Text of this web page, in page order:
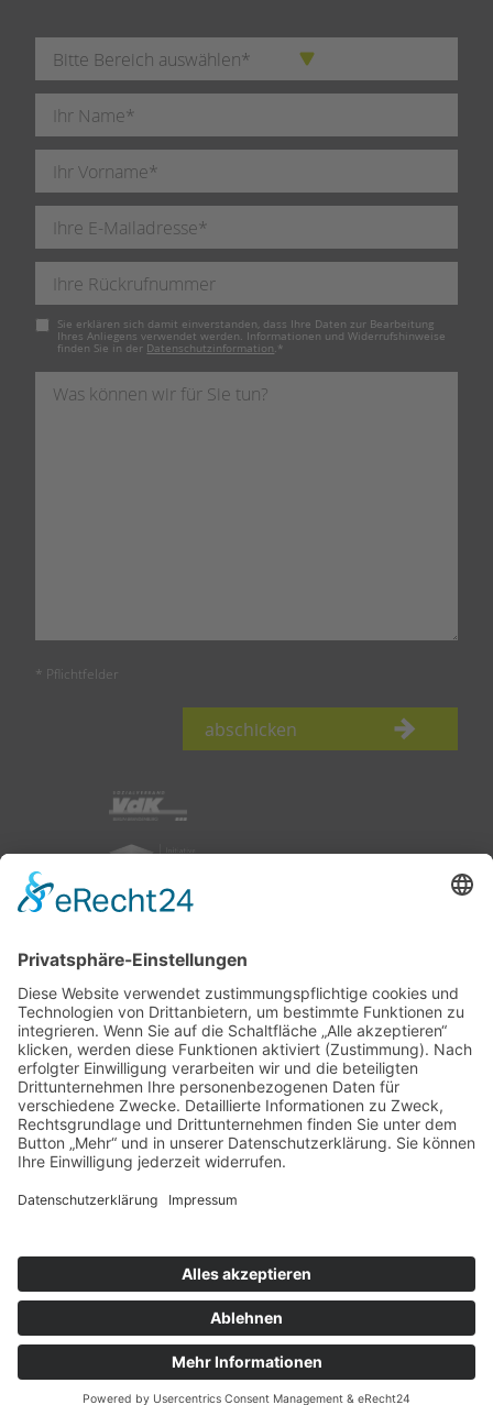
Pflichtfeld
Sie erklären sich damit einverstanden, dass Ihre Daten zur Bearbeitung
Ihres Anliegens verwendet werden. Informationen und Widerrufshinweise
finden Sie in der Datenschutzinformation. *
* Pflichtfelder
abschicken
nach oben
Impressum|Datenschutz
Ihnen gefällt, was Sie lesen?
Dann teilen Sie es mit anderen!
X